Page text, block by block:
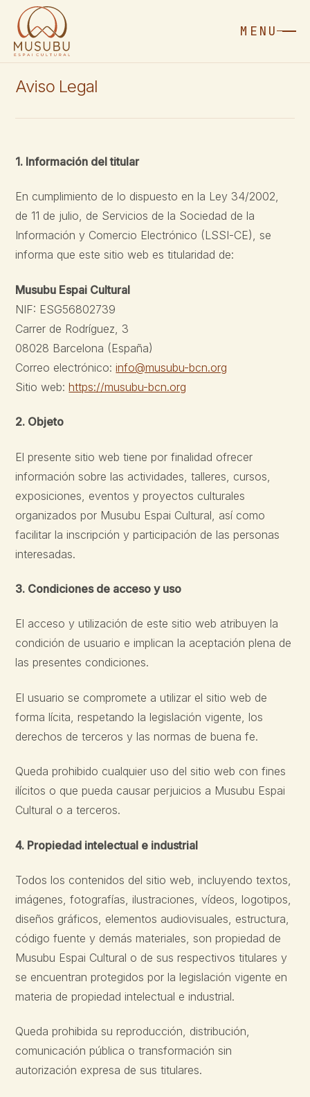
MENU
Aviso Legal
1. Información del titular
En cumplimiento de lo dispuesto en la Ley 34/2002,
de 11 de julio, de Servicios de la Sociedad de la
Información y Comercio Electrónico (LSSI-CE), se
informa que este sitio web es titularidad de:
Musubu Espai Cultural
NIF: ESG56802739
Carrer de Rodríguez, 3
08028 Barcelona (España)
Correo electrónico:info@musubu-bcn.org
Sitio web:https://musubu-bcn.org
2. Objeto
El presente sitio web tiene por finalidad ofrecer
información sobre las actividades, talleres, cursos,
exposiciones, eventos y proyectos culturales
organizados por Musubu Espai Cultural, así como
facilitar la inscripción y participación de las personas
interesadas.
3. Condiciones de acceso y uso
El acceso y utilización de este sitio web atribuyen la
condición de usuario e implican la aceptación plena de
las presentes condiciones.
El usuario se compromete a utilizar el sitio web de
forma lícita, respetando la legislación vigente, los
derechos de terceros y las normas de buena fe.
Queda prohibido cualquier uso del sitio web con fines
ilícitos o que pueda causar perjuicios a Musubu Espai
Cultural o a terceros.
4. Propiedad intelectual e industrial
Todos los contenidos del sitio web, incluyendo textos,
imágenes, fotografías, ilustraciones, vídeos, logotipos,
diseños gráficos, elementos audiovisuales, estructura,
código fuente y demás materiales, son propiedad de
Musubu Espai Cultural o de sus respectivos titulares y
se encuentran protegidos por la legislación vigente en
materia de propiedad intelectual e industrial.
Queda prohibida su reproducción, distribución,
comunicación pública o transformación sin
autorización expresa de sus titulares.